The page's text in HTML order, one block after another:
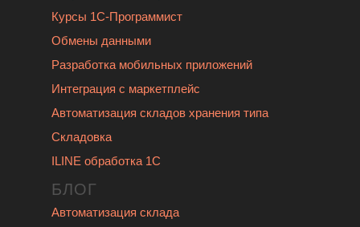
Курсы 1С-Программист
Обмены данными
Разработка мобильных приложений
Интеграция с маркетплейс
Автоматизация складов хранения типа
Складовка
ILINE обработка 1С
БЛОГ
Автоматизация склада